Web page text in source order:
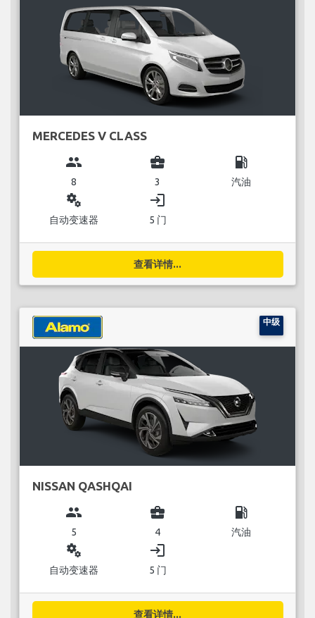
MERCEDES V CLASS
group
8
business_center
3
local_gas_station
汽油
miscellaneous_services
自动变速器
login
5 门
查看详情...
中级
NISSAN QASHQAI
group
5
business_center
4
local_gas_station
汽油
miscellaneous_services
自动变速器
login
5 门
查看详情...